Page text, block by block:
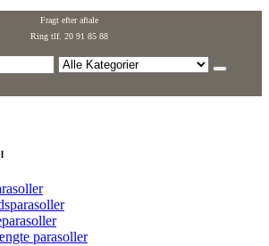
Fragt efter aftale
Ring tlf. 20 91 85 88
parasoller